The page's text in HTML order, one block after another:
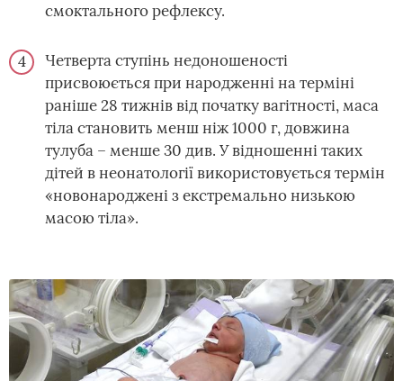
смоктального рефлексу.
Четверта ступінь недоношеності
присвоюється при народженні на терміні
раніше 28 тижнів від початку вагітності, маса
тіла становить менш ніж 1000 г, довжина
тулуба – менше 30 див. У відношенні таких
дітей в неонатології використовується термін
«новонароджені з екстремально низькою
масою тіла».